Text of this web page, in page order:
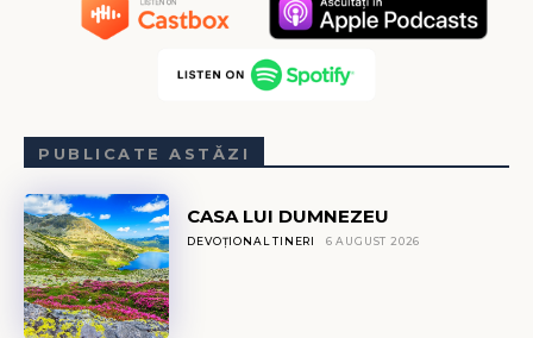
PUBLICATE ASTĂZI
CASA LUI DUMNEZEU
DEVOȚIONAL TINERI 6 AUGUST 2026